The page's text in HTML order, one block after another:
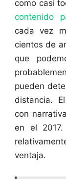
como casi
contenido
cada vez
cientos de
que
pueden
distancia.
con
en el
ventaja.